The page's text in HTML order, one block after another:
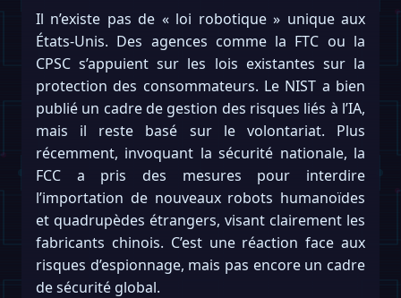
Il n’existe pas de « loi robotique » unique aux
États-Unis. Des agences comme la FTC ou la
CPSC s’appuient sur les lois existantes sur la
protection des consommateurs. Le NIST a bien
publié un cadre de gestion des risques liés à l’IA,
mais il reste basé sur le volontariat. Plus
récemment, invoquant la sécurité nationale, la
FCC a pris des mesures pour interdire
l’importation de nouveaux robots humanoïdes
et quadrupèdes étrangers, visant clairement les
fabricants chinois. C’est une réaction face aux
risques d’espionnage, mais pas encore un cadre
de sécurité global.